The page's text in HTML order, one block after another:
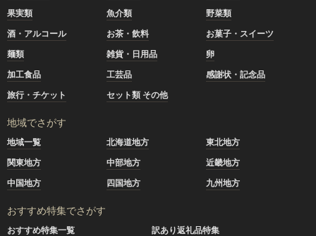
果実類
魚介類
野菜類
酒・アルコール
お茶・飲料
お菓子・スイーツ
麺類
雑貨・日用品
卵
加工食品
工芸品
感謝状・記念品
旅行・チケット
セット類 その他
地域でさがす
地域一覧 北海道地方
東北地方
関東地方
中部地方
近畿地方
中国地方
四国地方 九州地方
おすすめ特集でさがす
おすすめ特集一覧
訳あり返礼品特集